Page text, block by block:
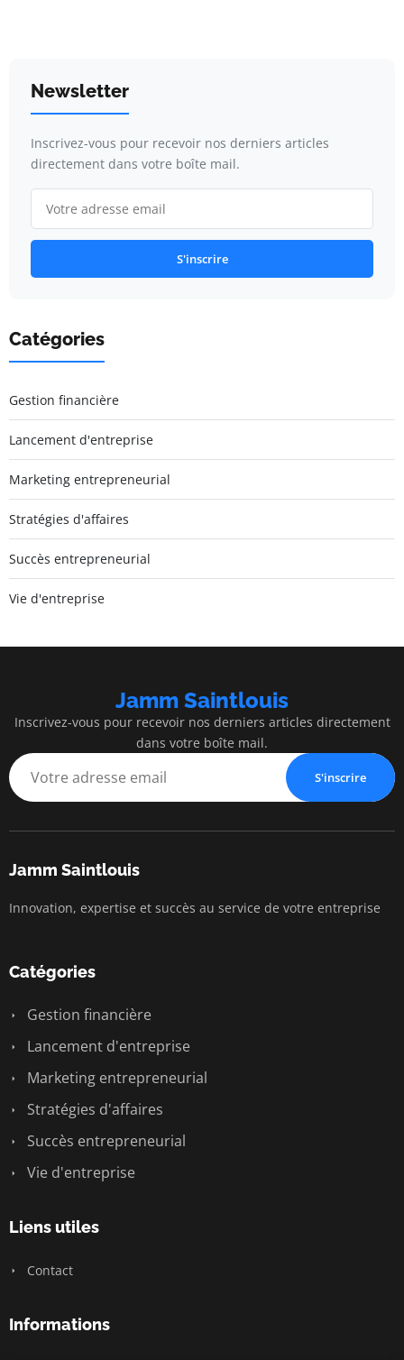
Newsletter
Inscrivez-vous pour recevoir nos derniers articles
directement dans votre boîte mail.
S'inscrire
Catégories
Gestion financière
Lancement d'entreprise
Marketing entrepreneurial
Stratégies d'affaires
Succès entrepreneurial
Vie d'entreprise
Jamm Saintlouis
Inscrivez-vous pour recevoir nos derniers articles directement
dans votre boîte mail.
S'inscrire
Jamm Saintlouis
Innovation, expertise et succès au service de votre entreprise
Catégories
Gestion financière
Lancement d'entreprise
Marketing entrepreneurial
Stratégies d'affaires
Succès entrepreneurial
Vie d'entreprise
Liens utiles
Contact
Informations